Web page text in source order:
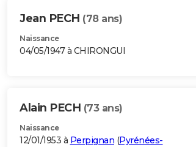
Jean PECH (78 ans)
Naissance
04/05/1947 à CHIRONGUI
Alain PECH (73 ans)
Naissance
12/01/1953 à Perpignan (Pyrénées-